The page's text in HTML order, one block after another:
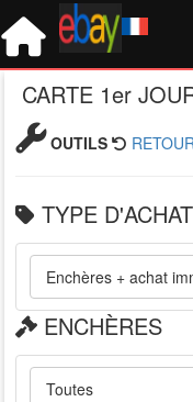
CARTE 1er
OUTILS
TYPE D'ACHAT
ENCHÈRES